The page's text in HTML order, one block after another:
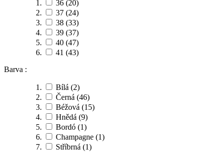
36 (20)
37 (24)
38 (33)
39 (37)
40 (47)
41 (43)
Barva :
Bílá (2)
Černá (46)
Béžová (15)
Hnědá (9)
Bordó (1)
Champagne (1)
Stříbrná (1)